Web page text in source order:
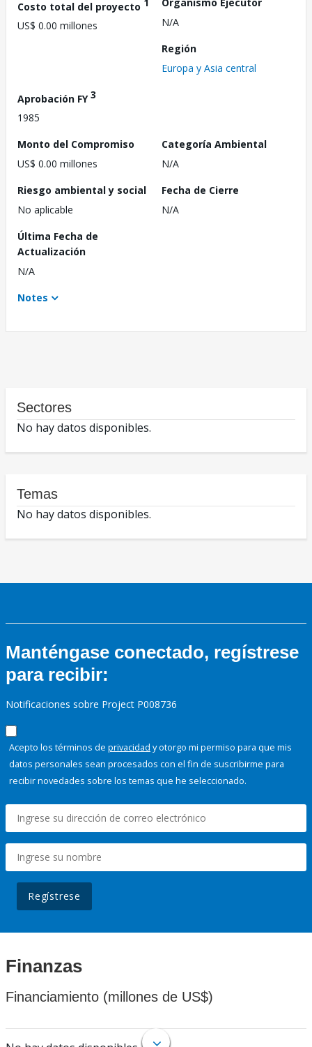
Costo total del proyecto
US$ 0.00 millones
N/A
Región
Europa y Asia central
Aprobación FY3
1985
Monto del Compromiso
US$ 0.00 millones
Categoría Ambiental
N/A
Riesgo ambiental y social
No aplicable
Fecha de Cierre
N/A
Última Fecha de
Actualización
N/A
Notes
Sectores
No hay datos disponibles.
Temas
No hay datos disponibles.
Manténgase conectado, regístrese
para recibir:
Notificaciones sobre Project P008736
Acepto los términos de privacidad y otorgo mi permiso para que mis
datos personales sean procesados con el fin de suscribirme para
recibir novedades sobre los temas que he seleccionado.
Regístrese
Finanzas
Financiamiento (millones de US$)